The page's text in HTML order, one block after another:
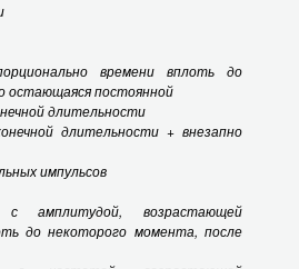
времени вплоть до
остающаяся постоянной
длительности
длительности + внезапно
импульсов
с амплитудой, возрастающей
до некоторого момента, после